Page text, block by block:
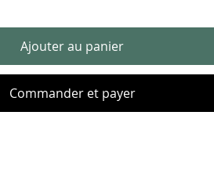
Ajouter au panier
Commander et payer